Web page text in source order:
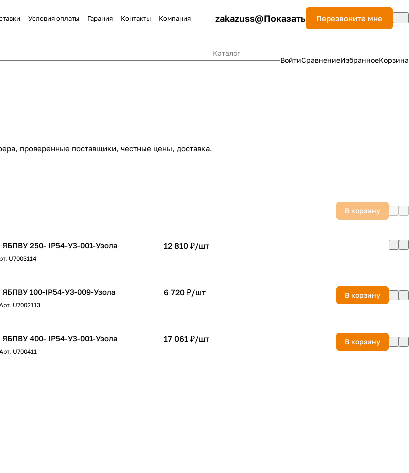
Условия оплаты Гарания Контакты Компания zakazuss@Показать Перезвоните мне
Каталог
ВойтиСравнениеИзбранноеКорзина
проверенные поставщики, честные цены, доставка.
В корзину
250- IP54-У3-001-Узола
U7003114
12 810 ₽/шт
100-IP54-У3-009-Узола
U7002113
6 720 ₽/шт В корзину
400- IP54-У3-001-Узола
U700411
17 061 ₽/шт В корзину